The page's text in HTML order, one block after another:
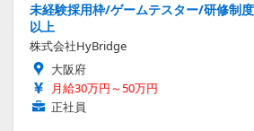
未経験採用枠/ゲームテスター/研修制
以上
株式会社HyBridge
大阪府
月給30万円～50万円
正社員